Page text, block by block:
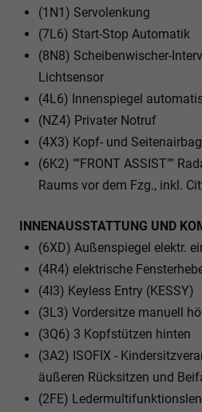
(1N1) Servolenkung
(7L6) Start-Stop Automatik
(8N8) Scheibenwischer-
Lichtsensor
(4L6) Innenspiegel
(NZ4) Privater Notruf
(4X3) Kopf- und
(6K2) ""FRONT ASSIST""
Raums vor dem Fzg., inkl.
INNENAUSSTATTUNG UND
(6XD) Außenspiegel elektr.
(4R4) elektrische
(4I3) Keyless Entry (KESSY)
(3L3) Vordersitze manuell
(3Q6) 3 Kopfstützen hinten
(3A2) ISOFIX -
äußeren Rücksitzen und
(2FE)